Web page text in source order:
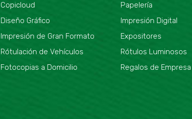
Copicloud Papelería
Diseño Gráfico
Impresión Digital
Impresión de Gran Formato
Expositores
Rótulación de Vehículos
Rótulos Luminosos
Fotocopias a Domicilio
Regalos de Empresa